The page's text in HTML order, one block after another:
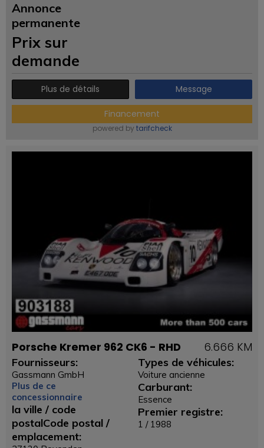
Annonce
permanente
Prix ​​sur
demande
Plus de détails Message
Financement
powered by tarifcheck
Porsche Kremer 962 CK6 - RHD 6.666 KM
Fournisseurs:
Gassmann GmbH
Plus de ce
concessionnaire
la ville / code
postalCode postal /
emplacement:
Types de véhicules:
Voiture ancienne
Carburant:
Essence
Premier registre:
1 / 1988